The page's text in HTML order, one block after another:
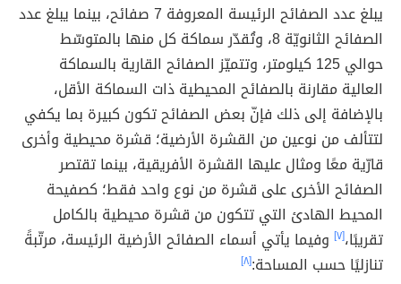
يبلغ عدد الصفائح الرئيسة المعروفة 7 صفائح، بينما يبلغ عدد
الصفائح الثانويّة 8، وتُقدّر سماكة كل منها بالمتوسّط
حوالي 125 كيلومتر، وتتميّز الصفائح القارية بالسماكة
العالية مقارنة بالصفائح المحيطية ذات السماكة الأقل،
بالإضافة إلى ذلك فإنّ بعض الصفائح تكون كبيرة بما يكفي
لتتألف من نوعين من القشرة الأرضية؛ قشرة محيطية وأخرى
قارّية معًا ومثال عليها القشرة الأفريقية، بينما تقتصر
الصفائح الأخرى على قشرة من نوع واحد فقط؛ كصفيحة
المحيط الهادئ التي تتكون من قشرة محيطية بالكامل
تقريبًا،[٧]
وفيما يأتي أسماء الصفائح الأرضية الرئيسة، مرتّبةً
تنازليًا حسب المساحة:[٨]